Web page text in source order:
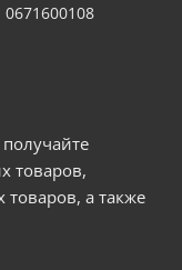
0671600108
товаров,
а также